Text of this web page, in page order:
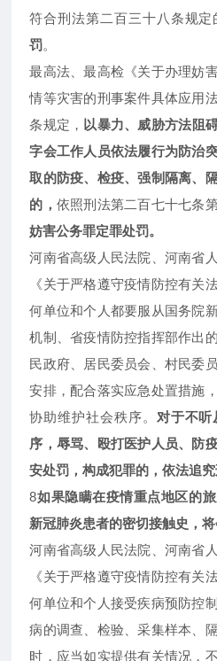
符合刑法第二百三十八条规定
罚。
最高法、最高检《关于办理妨
情等灾害的刑事案件具体应用
条规定， 以暴力、威胁方法阻
字会工作人员依法履行为防治
取的防疫、检疫、强制隔离、
的， 依照刑法第二百七十七条
妨害公务罪定罪处罚。
河南省高级人民法院、河南省
《关于严格遵守疫情防控有关
何单位和个人都要服从国务院
机制、省疫情防控指挥部作出
民政府、居民委员会、村民委
安排，配合落实应急处置措施
协助维护社会秩序。 对于不
序，辱骂、殴打医护人员、防
安处罚，构成犯罪的，依法追究
8如果隐瞒在疫情重点地区的
新冠肺炎患者的密切接触史，
河南省高级人民法院、河南省
《关于严格遵守疫情防控有关
何单位和个人接受疾病预防控
病的调查、检验、采集样本、
时，应当如实提供有关情况，